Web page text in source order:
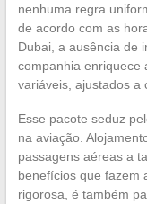
nenhuma regra
de acordo com as
Dubai, a ausência de
companhia enriquece
variáveis, ajustados a
Esse pacote seduz
na aviação.
passagens aéreas a
benefícios que fazem
rigorosa, é também